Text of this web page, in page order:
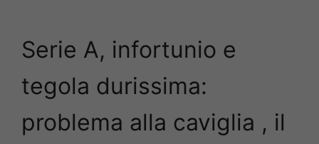
Serie A, infortunio e
tegola durissima:
problema alla caviglia , il